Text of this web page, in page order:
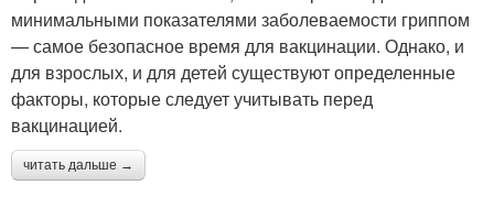
минимальными показателями заболеваемости гриппом
— самое безопасное время для вакцинации. Однако, и
для взрослых, и для детей существуют определенные
факторы, которые следует учитывать перед
вакцинацией.
читать дальше →